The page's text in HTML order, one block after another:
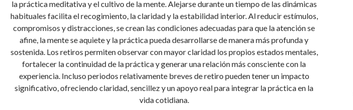
la práctica meditativa y el cultivo de la mente. Alejarse durante un tiempo de las dinámicas
habituales facilita el recogimiento, la claridad y la estabilidad interior. Al reducir estímulos,
compromisos y distracciones, se crean las condiciones adecuadas para que la atención se
afine, la mente se aquiete y la práctica pueda desarrollarse de manera más profunda y
sostenida. Los retiros permiten observar con mayor claridad los propios estados mentales,
fortalecer la continuidad de la práctica y generar una relación más consciente con la
experiencia. Incluso periodos relativamente breves de retiro pueden tener un impacto
significativo, ofreciendo claridad, sencillez y un apoyo real para integrar la práctica en la
vida cotidiana.